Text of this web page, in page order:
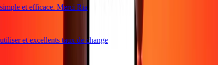
et efficace. Merci Ria
et excellents taux de change